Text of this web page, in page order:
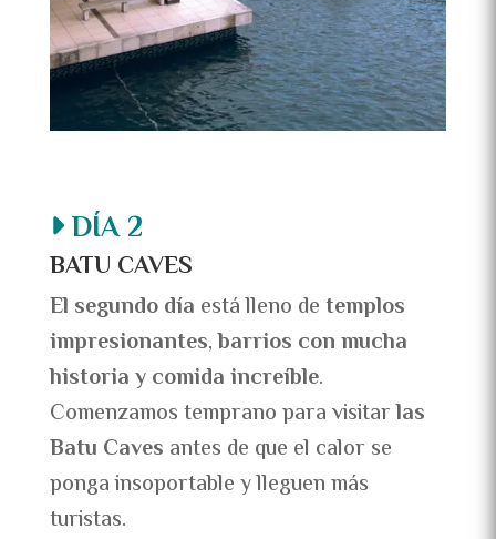
DÍA 2
BATU CAVES
El segundo día está lleno detemplos
impresionantes,barrios con mucha
historia y comida increíble.
Comenzamos temprano para visitarlas
Batu Caves antes de que el calor se
ponga insoportable y lleguen más
turistas.